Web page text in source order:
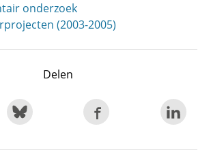
onderzoek
(2003-2005)
Delen